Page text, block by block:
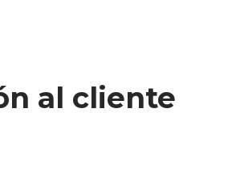
al cliente